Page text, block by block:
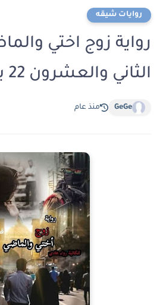
روايات شيقه
رواية زوج اختي
الثاني والعشرون 22 بقلم مجهول
GeGe منذ عام